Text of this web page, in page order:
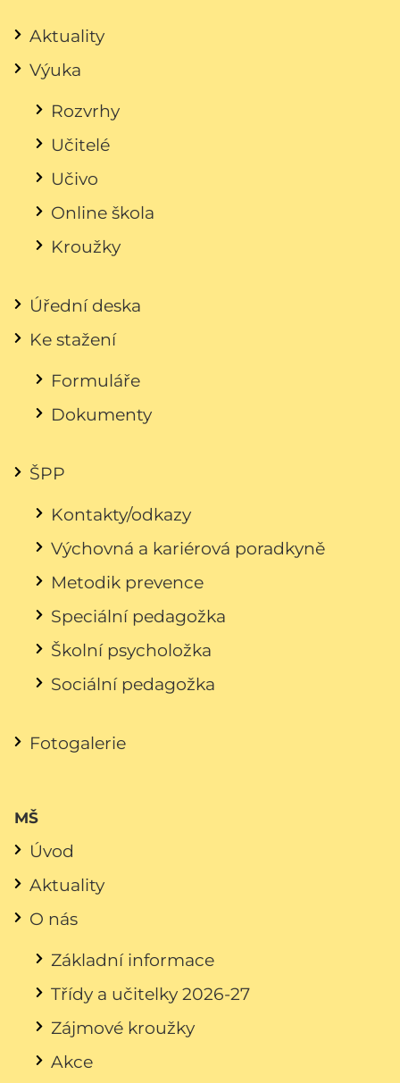
Aktuality
Výuka
Rozvrhy
Učitelé
Učivo
Online škola
Kroužky
Úřední deska
Ke stažení
Formuláře
Dokumenty
ŠPP
Kontakty/odkazy
Výchovná a kariérová poradkyně
Metodik prevence
Speciální pedagožka
Školní psycholožka
Sociální pedagožka
Fotogalerie
MŠ
Úvod
Aktuality
O nás
Základní informace
Třídy a učitelky 2026-27
Zájmové kroužky
Akce